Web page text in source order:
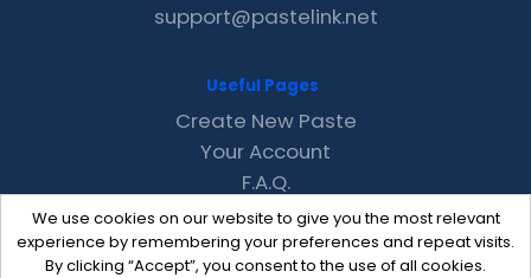
We use cookies on our website to give you the most relevant
experience by remembering your preferences and repeat visits.
By clicking “Accept”, you consent to the use of all cookies.
support@pastelink.net
Useful Pages
Create New Paste
Your Account
F.A.Q.
Recent
Contact